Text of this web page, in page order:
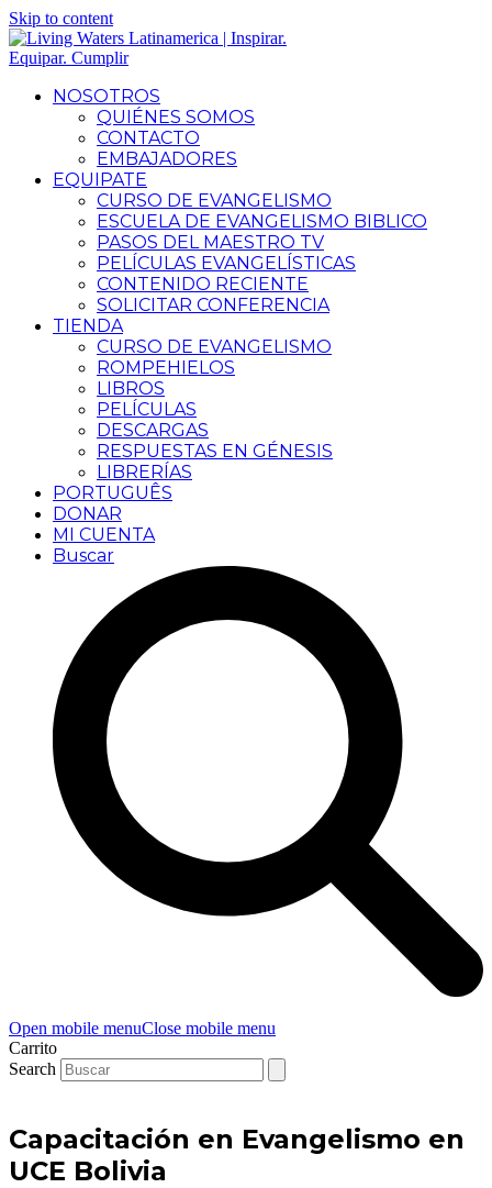
Skip to content
NOSOTROS
QUIÉNES SOMOS
CONTACTO
EMBAJADORES
EQUIPATE
CURSO DE EVANGELISMO
ESCUELA DE EVANGELISMO BIBLICO
PASOS DEL MAESTRO TV
PELÍCULAS EVANGELÍSTICAS
CONTENIDO RECIENTE
SOLICITAR CONFERENCIA
TIENDA
CURSO DE EVANGELISMO
ROMPEHIELOS
LIBROS
PELÍCULAS
DESCARGAS
RESPUESTAS EN GÉNESIS
LIBRERÍAS
PORTUGUÊS
DONAR
MI CUENTA
Buscar
Open mobile menuClose mobile menu
Carrito
Search
Capacitación en Evangelismo en
UCE Bolivia